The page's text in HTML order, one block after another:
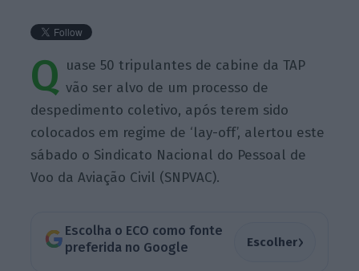
Q uase 50 tripulantes de cabine da TAP
vão ser alvo de um processo de
despedimento coletivo, após terem sido
colocados em regime de ‘lay-off’, alertou este
sábado o Sindicato Nacional do Pessoal de
Voo da Aviação Civil (SNPVAC).
Escolha o ECO como fonte
preferida no Google
Escolher›